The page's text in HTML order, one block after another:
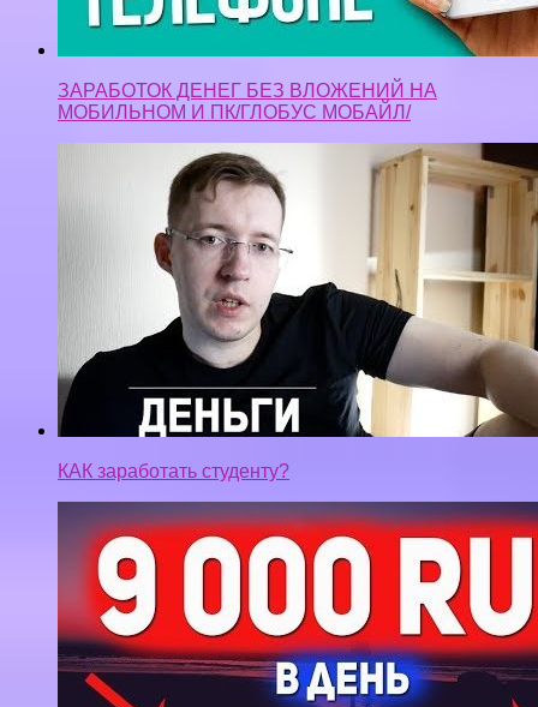
ЗАРАБОТОК ДЕНЕГ БЕЗ ВЛОЖЕНИЙ НА
МОБИЛЬНОМ И ПК/ГЛОБУС МОБАЙЛ/
КАК заработать студенту?